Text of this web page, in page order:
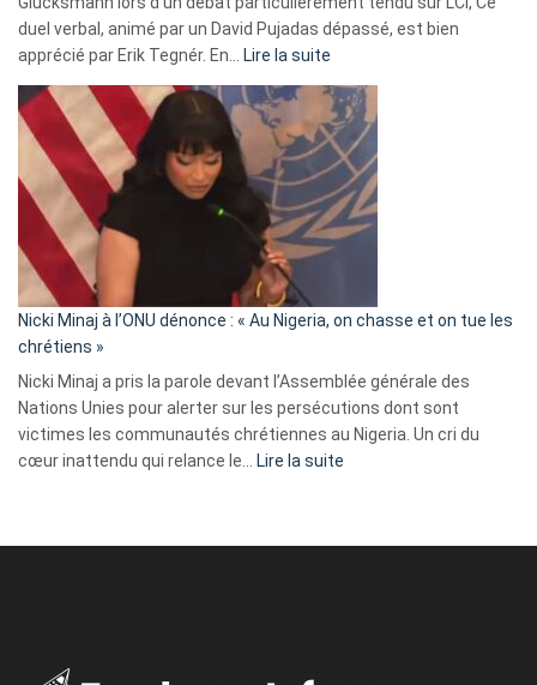
»
duel verbal, animé par un David Pujadas dépassé, est bien
apprécié par Erik Tegnér. En… Lire la suite
Tegnér
exulte
« Zemmour
a
tout
parle
ses
tripes »
Nicki Minaj à l’ONU dénonce : « Au Nigeria, on chasse et on tue les
chrétiens »
Nicki Minaj a pris la parole devant l’Assemblée générale des
Nations Unies pour alerter sur les persécutions dont sont
victimes les communautés chrétiennes au Nigeria. Un cri du
cœur inattendu qui relance le… Lire la suite